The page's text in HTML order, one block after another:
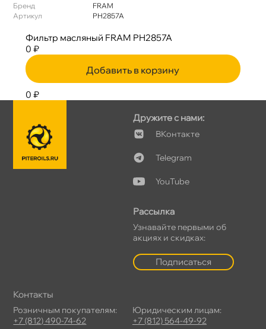
Бренд
FRAM
Артикул
PH2857A
Фильтр масляный FRAM PH2857A
0 ₽
Добавить в корзину
0 ₽
Дружите с нами:
Контакте
Telegram
YouTube
Рассылка
Узнавайте первыми о
акциях и скидках:
Подписаться
Контакты
Розничным покупателям:
+7 (812) 490-74-62
Юридическим лицам:
+7 (812) 564-49-92